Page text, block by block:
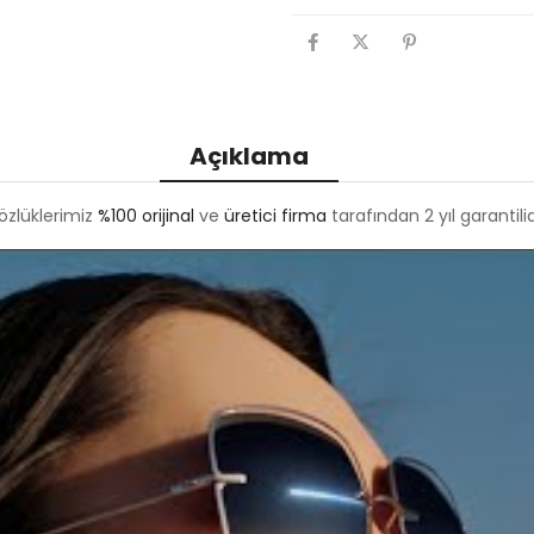
Açıklama
%100 orijinal ve üretici firma tarafından 2 yıl